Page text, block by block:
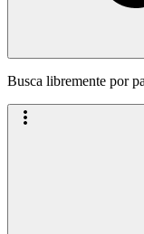
Busca libremente por